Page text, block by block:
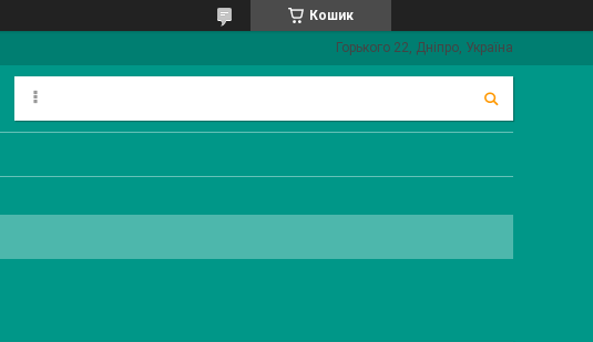
Кошик
Горького 22, Дніпро, Україна